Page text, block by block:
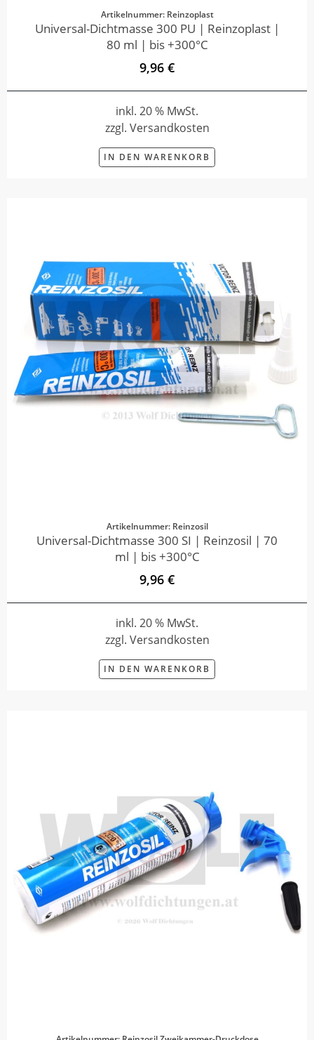
Artikelnummer: Reinzoplast
Universal-Dichtmasse 300 PU | Reinzoplast |
80 ml | bis +300°C
9,96 €
inkl. 20 % MwSt.
zzgl. Versandkosten
IN DEN WARENKORB
Artikelnummer: Reinzosil
Universal-Dichtmasse 300 SI | Reinzosil | 70
ml | bis +300°C
9,96 €
inkl. 20 % MwSt.
zzgl. Versandkosten
IN DEN WARENKORB